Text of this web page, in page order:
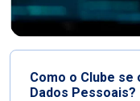
Como o Clube
Dados Pessoais?